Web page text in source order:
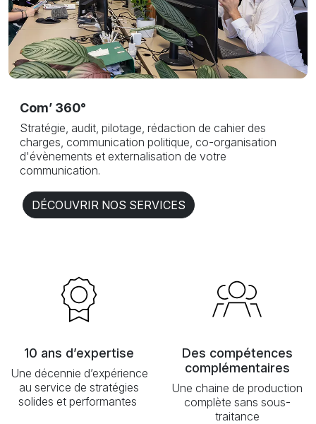
Com’ 360°
Stratégie, audit, pilotage, rédaction de cahier des
charges, communication politique, co-organisation
d'évènements et externalisation de votre
communication.
DÉCOUVRIR NOS SERVICES
10 ans d’expertise
Une décennie d’expérience
au service de stratégies
solides et performantes
Des compétences
complémentaires
Une chaine de production
complète sans sous-
traitance